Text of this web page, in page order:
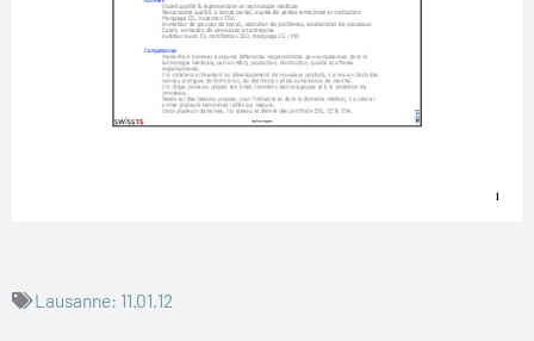
Lausanne: 11.01.12